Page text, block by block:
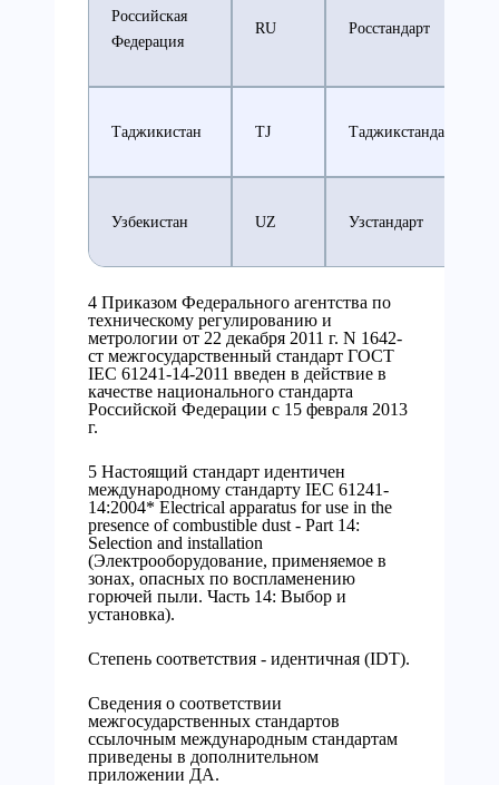
Российская
Федерация
RU Росстандарт
Таджикистан TJ Таджикстандарт
Узбекистан UZ Узстандарт
4 Приказом Федерального агентства по
техническому регулированию и
метрологии от 22 декабря 2011 г. N 1642-
ст межгосударственный стандарт ГОСТ
IEC 61241-14-2011 введен в действие в
качестве национального стандарта
Российской Федерации с 15 февраля 2013
г.
5 Настоящий стандарт идентичен
международному стандарту IEC 61241-
14:2004* Electrical apparatus for use in the
presence of combustible dust - Part 14:
Selection and installation
(Электрооборудование, применяемое в
зонах, опасных по воспламенению
горючей пыли. Часть 14: Выбор и
установка).
Степень соответствия - идентичная (IDT).
Сведения о соответствии
межгосударственных стандартов
ссылочным международным стандартам
приведены в дополнительном
приложении ДА.